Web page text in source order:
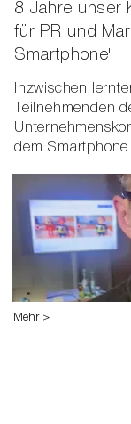
8 Jahre unser
für PR und
Smartphone"
Inzwischen
Teilnehmenden
dem Smartphone
Mehr >